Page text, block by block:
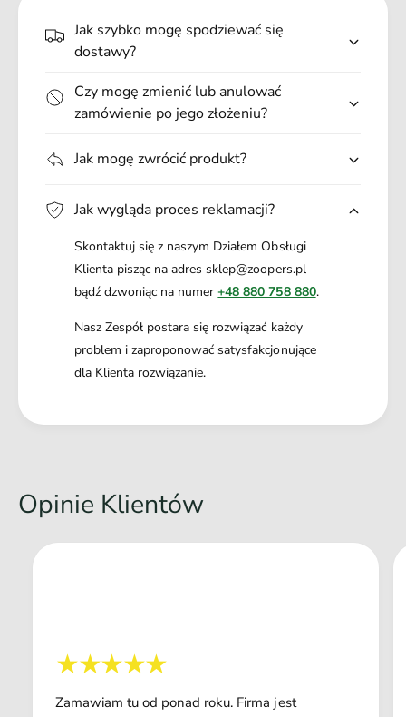
Jak szybko mogę spodziewać się
dostawy?
Czy mogę zmienić lub anulować
zamówienie po jego złożeniu?
Jak mogę zwrócić produkt?
Jak wygląda proces reklamacji?
Skontaktuj się z naszym Działem Obsługi
Klienta pisząc na adres sklep@zoopers.pl
bądź dzwoniąc na numer+48 880 758 880.
Nasz Zespół postara się rozwiązać każdy
problem i zaproponować satysfakcjonujące
dla Klienta rozwiązanie.
Opinie Klientów
Zamawiam tu od ponad roku. Firma jest